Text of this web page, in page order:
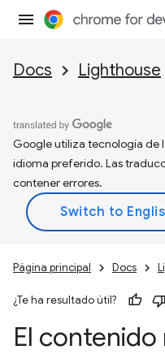
Docs Lighthouse
Google utiliza tecnología de
idioma preferido. Las
contener errores.
Página principal Docs
¿Te ha resultado útil?
El contenido